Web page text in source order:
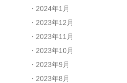
2024年1月
2023年12月
2023年11月
2023年10月
2023年9月
2023年8月